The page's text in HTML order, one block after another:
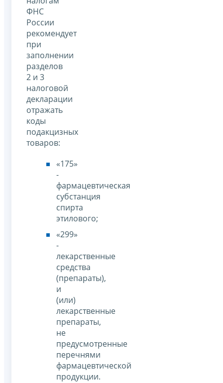
ФНС
России
рекомендует
при
заполнении
разделов
2 и 3
налоговой
декларации
отражать
коды
подакцизных
товаров:
«175»
-
фармацевтическая
субстанция
спирта
этилового;
«299»
-
лекарственные
средства
(препараты),
и
(или)
лекарственные
препараты,
не
предусмотренные
перечнями
фармацевтической
продукции.